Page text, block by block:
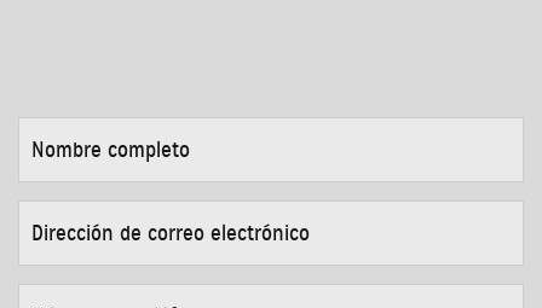
COMPLETO *
DE
CORREO
ELECTRÓNICO *